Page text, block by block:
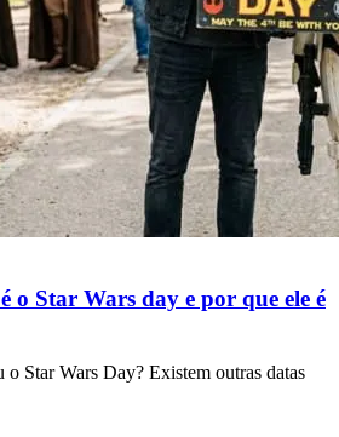
o Star Wars day e por que ele é
Star Wars Day? Existem outras datas